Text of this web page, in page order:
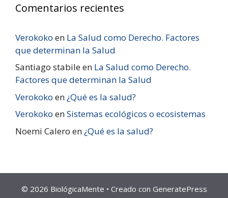
Comentarios recientes
Verokoko en La Salud como Derecho. Factores
que determinan la Salud
Santiago stabileen La Salud como Derecho.
Factores que determinan la Salud
Verokoko en ¿Qué es la salud?
Verokoko enSistemas ecológicos o ecosistemas
Noemi Calero en ¿Qué es la salud?
© 2026 BiológicaMente • Creado con GeneratePress